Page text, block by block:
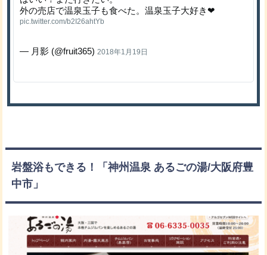
外の売店で温泉玉子も食べた。温泉玉子大好き❤
pic.twitter.com/b2I26ahtYb
— 月影 (@fruit365) 2018年1月19日
岩盤浴もできる！「神州温泉 あるごの湯/大阪府豊
中市」